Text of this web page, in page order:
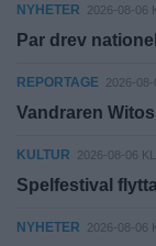
NYHETER 2026-08-06
Par drev
REPORTAGE 2026-
Vandraren
KULTUR 2026-08-06
Spelfestival
NYHETER 2026-08-06